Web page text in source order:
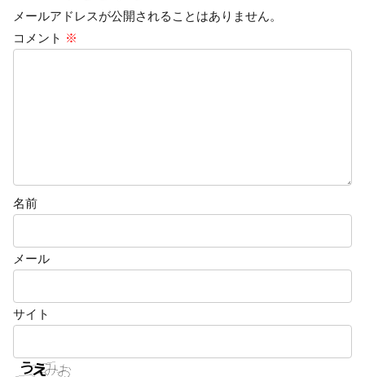
メールアドレスが公開されることはありません。
コメント ※
名前
メール
サイト